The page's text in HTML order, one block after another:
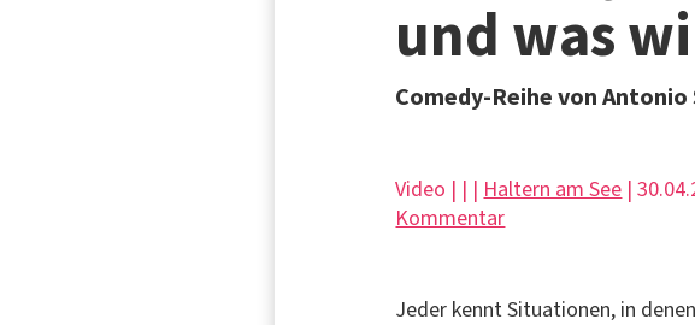
und was
Comedy-Reihe von
Video | | | Haltern am See |
Kommentar
Jeder kennt Situationen, in